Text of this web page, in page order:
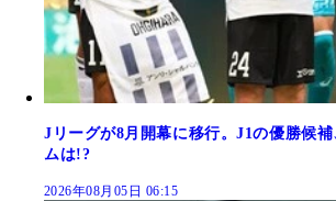
Jリーグが8月開幕に移行。J1の優勝候
ムは!?
2026年08月05日 06:15